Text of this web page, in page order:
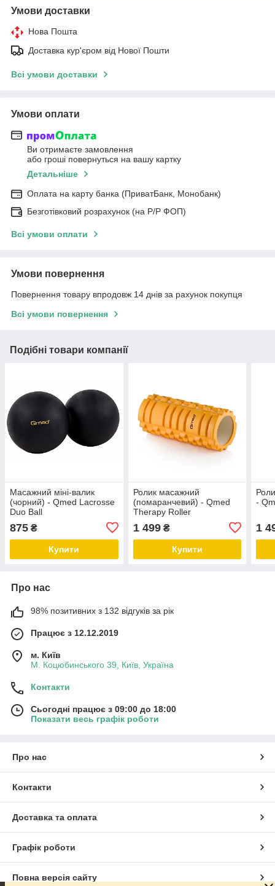
Умови доставки
Нова Пошта
Доставка кур'єром від Нової Пошти
Всі умови доставки
Умови оплати
Ви отримаєте замовлення
або гроші повернуться на вашу картку
Детальніше
Оплата на карту банка (ПриватБанк, Монобанк)
Безготівковий розрахунок (на Р/Р ФОП)
Всі умови оплати
Умови повернення
Повернення товару впродовж 14 днів за рахунок покупця
Всі умови повернення
Подібні товари компанії
Масажний міні-валик
(чорний) - Qmed Lacrosse
Duo Ball
875 ₴
Купити
Ролик масажний
(помаранчевий) - Qmed
Therapy Roller
1 499₴
Купити
-
1
Про нас
98% позитивних з 132 відгуків за рік
Працює з 12.12.2019
м. Київ
М. Коцюбинського 39, Київ, Україна
Контакти
Сьогодні працює з 09:00 до 18:00
Показати весь графік роботи
Про нас
Контакти
Доставка та оплата
Графік роботи
Повна версія сайту